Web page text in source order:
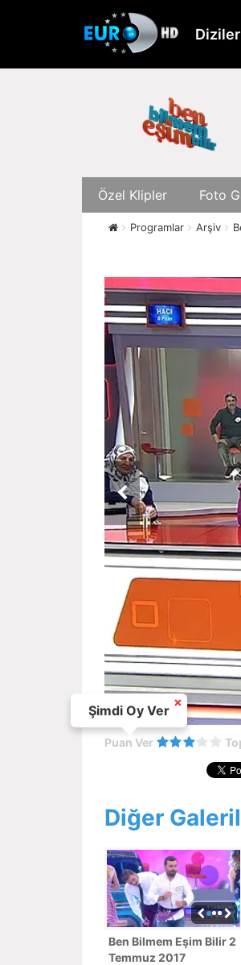
Diziler
Özel Klipler Foto
Programlar Arşiv
Puan Ver
Diğer
Ben Bilmem Eşim Bilir 2
Temmuz 2017
Şimdi Oy Ver
×